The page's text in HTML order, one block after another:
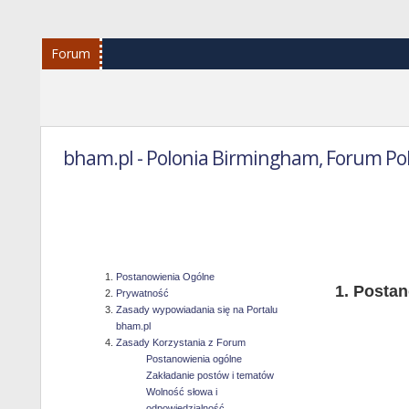
Forum
bham.pl - Polonia Birmingham, Forum
Postanowienia Ogólne
Prywatność
Zasady wypowiadania się na Portalu
bham.pl
Zasady Korzystania z Forum
Postanowienia ogólne
Zakładanie postów i tematów
Wolność słowa i